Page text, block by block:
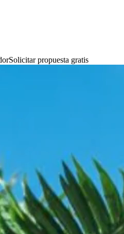
Solicitar propuesta gratis